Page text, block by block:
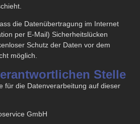
die Datenübertragung im Internet
per E-Mail) Sicherheitslücken
Schutz der Daten vor dem
möglich.
Stelle
für die Datenverarbeitung auf dieser
GmbH